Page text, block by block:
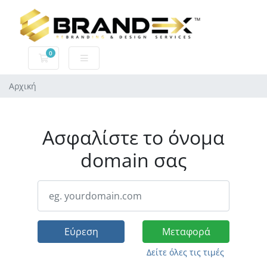
0
Καλάθι αγορών
Αρχική
Ασφαλίστε το όνομα
domain σας
Εύρεση Μεταφορά
Δείτε όλες τις τιμές